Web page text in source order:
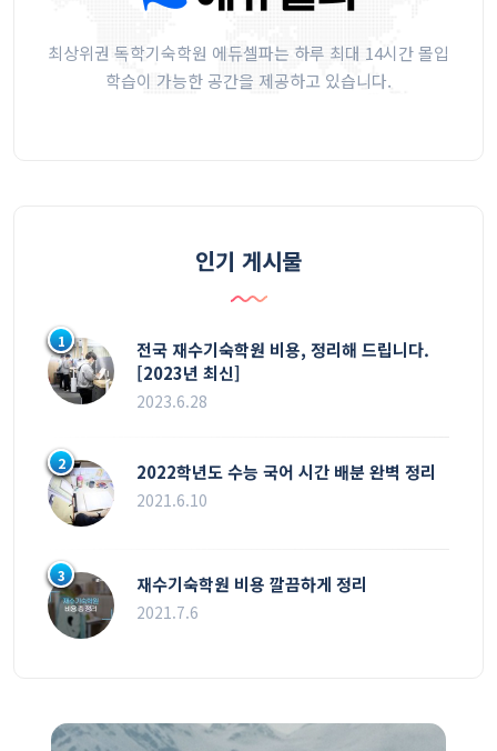
최상위권 독학기숙학원 에듀셀파는 하루 최대 14시간 몰입
학습이 가능한 공간을 제공하고 있습니다.
인기 게시물
1
전국 재수기숙학원 비용, 정리해 드립니다.
[2023년 최신]
2023.6.28
2 2022학년도 수능 국어 시간 배분 완벽 정리
2021.6.10
3 재수기숙학원 비용 깔끔하게 정리
2021.7.6